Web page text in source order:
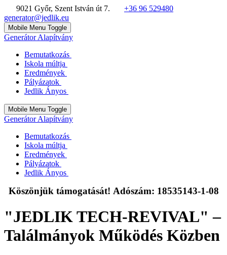
9021 Győr, Szent István út 7.
+36 96 529480
generator@jedlik.eu
Mobile Menu Toggle
Generátor Alapítvány
Bemutatkozás
Iskola múltja
Eredmények
Pályázatok
Jedlik Ányos
Mobile Menu Toggle
Generátor Alapítvány
Bemutatkozás
Iskola múltja
Eredmények
Pályázatok
Jedlik Ányos
Köszönjük támogatását! Adószám: 18535143-1-08
"JEDLIK TECH-REVIVAL" –
Találmányok Működés Közben